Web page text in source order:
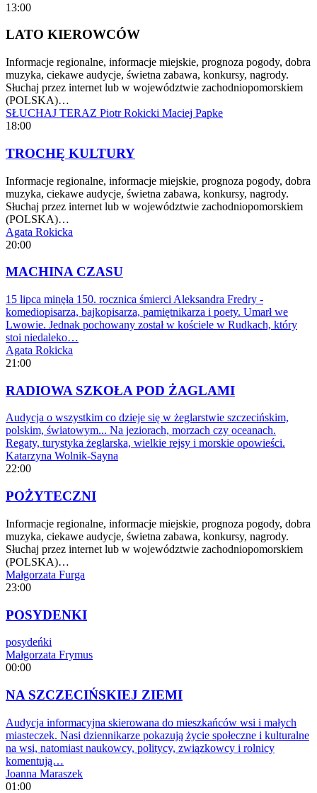
13:00
LATO KIEROWCÓW
Informacje regionalne, informacje miejskie, prognoza pogody, dobra
muzyka, ciekawe audycje, świetna zabawa, konkursy, nagrody.
Słuchaj przez internet lub w województwie zachodniopomorskiem
(POLSKA)…
SŁUCHAJ TERAZ Piotr Rokicki Maciej Papke
18:00
TROCHĘ KULTURY
Informacje regionalne, informacje miejskie, prognoza pogody, dobra
muzyka, ciekawe audycje, świetna zabawa, konkursy, nagrody.
Słuchaj przez internet lub w województwie zachodniopomorskiem
(POLSKA)…
Agata Rokicka
20:00
MACHINA CZASU
15 lipca minęła 150. rocznica śmierci Aleksandra Fredry -
komediopisarza, bajkopisarza, pamiętnikarza i poety. Umarł we
Lwowie. Jednak pochowany został w kościele w Rudkach, który
stoi niedaleko…
Agata Rokicka
21:00
RADIOWA SZKOŁA POD ŻAGLAMI
Audycja o wszystkim co dzieje się w żeglarstwie szczecińskim,
polskim, światowym... Na jeziorach, morzach czy oceanach.
Regaty, turystyka żeglarska, wielkie rejsy i morskie opowieści.
Katarzyna Wolnik-Sayna
22:00
POŻYTECZNI
Informacje regionalne, informacje miejskie, prognoza pogody, dobra
muzyka, ciekawe audycje, świetna zabawa, konkursy, nagrody.
Słuchaj przez internet lub w województwie zachodniopomorskiem
(POLSKA)…
Małgorzata Furga
23:00
POSYDENKI
posydeńki
Małgorzata Frymus
00:00
NA SZCZECIŃSKIEJ ZIEMI
Audycja informacyjna skierowana do mieszkańców wsi i małych
miasteczek. Nasi dziennikarze pokazują życie społeczne i kulturalne
na wsi, natomiast naukowcy, politycy, związkowcy i rolnicy
komentują…
Joanna Maraszek
01:00